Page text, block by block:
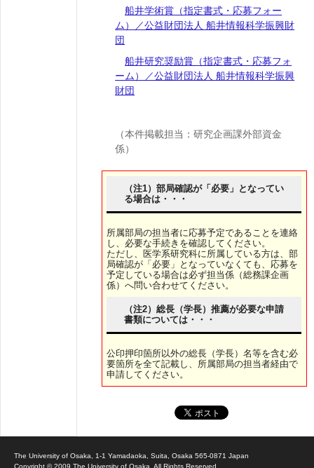
船井学術賞（指定書式・応募フォー
ム）／公益財団法人 船井情報科学振興財
団
船井研究奨励賞（指定書式・応募フォ
ーム）／公益財団法人 船井情報科学振興
財団
（本件掲載担当：研究企画課外部資金
係）
（注1）部局確認が「必要」となってい
る場合は・・・
所属部局の担当者に応募予定であることを連絡
し、必要な手続きを確認してください。
ただし、医学系研究科に所属している方は、部
局確認が「必要」となっていなくても、応募を
予定している場合は必ず担当係（総務課企画
係）へ問い合わせてください。
（注2）総長（学長）推薦が必要な申請
書類については・・・
公印押印箇所以外の総長（学長）名等を含む必
要箇所を全て記載し、所属部局の担当者経由で
申請してください。
The University of Osaka, 1-1 Yamadaoka, Suita, Osaka 565-0871 Japan
Copyright © 2009 The University of Osaka. All Rights Reserved.